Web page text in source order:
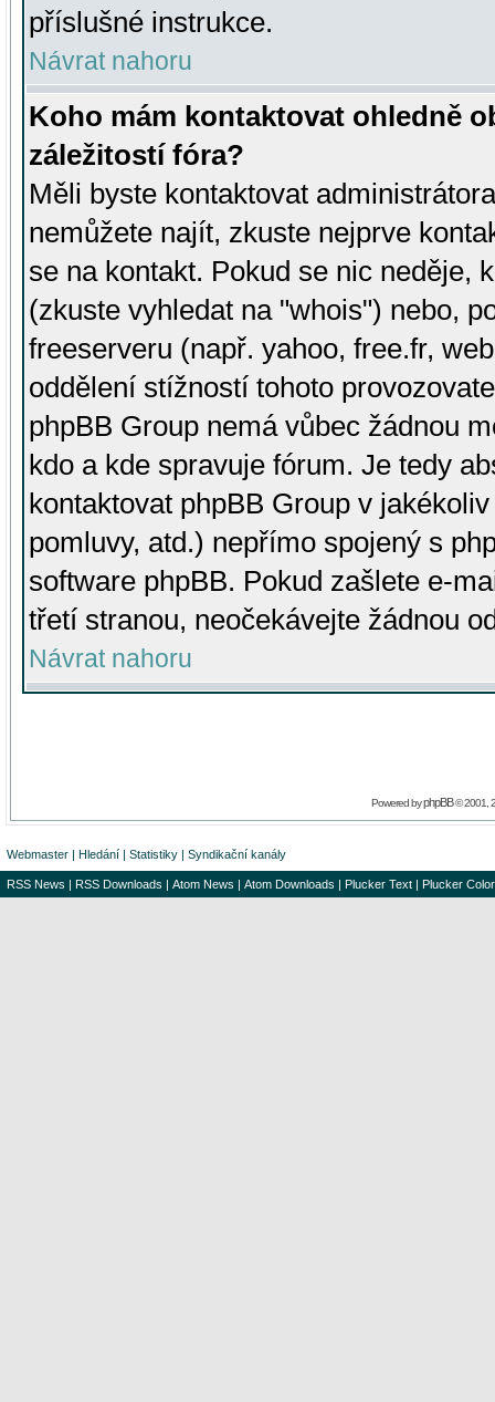
příslušné instrukce.
Návrat nahoru
Koho mám kontaktovat ohledně
záležitostí fóra?
Měli byste kontaktovat
nemůžete najít, zkuste nejprve
se na kontakt. Pokud se nic neděje,
(zkuste vyhledat na "whois") nebo,
freeserveru (např. yahoo, free.fr,
oddělení stížností tohoto
phpBB Group nemá vůbec žádnou
kdo a kde spravuje fórum. Je tedy
kontaktovat phpBB Group v
pomluvy, atd.) nepřímo spojený s
software phpBB. Pokud zašlete e-
třetí stranou, neočekávejte žádnou
Návrat nahoru
Powered byphpBB© 2001,
Webmaster | Hledání | Statistiky | Syndikační kanály
RSS News | RSS Downloads | Atom News | Atom Downloads | Plucker Text | Plucker Color